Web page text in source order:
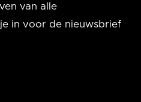
van alle
in voor de nieuwsbrief